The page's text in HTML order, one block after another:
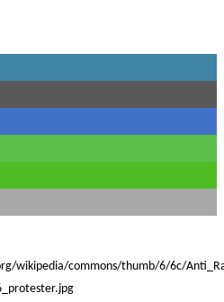
wikipedia/commons/thumb/6/6c/